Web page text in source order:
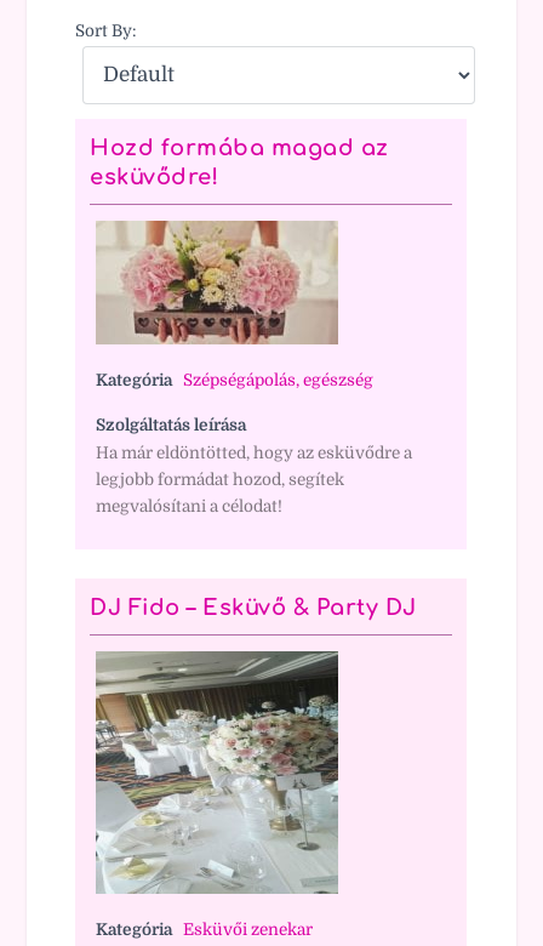
Sort By:
Hozd formába magad az
esküvődre!
Kategória Szépségápolás, egészség
Szolgáltatás leírása
Ha már eldöntötted, hogy az esküvődre a
legjobb formádat hozod, segítek
megvalósítani a célodat!
DJ Fido – Esküvő & Party DJ
Kategória Esküvői zenekar